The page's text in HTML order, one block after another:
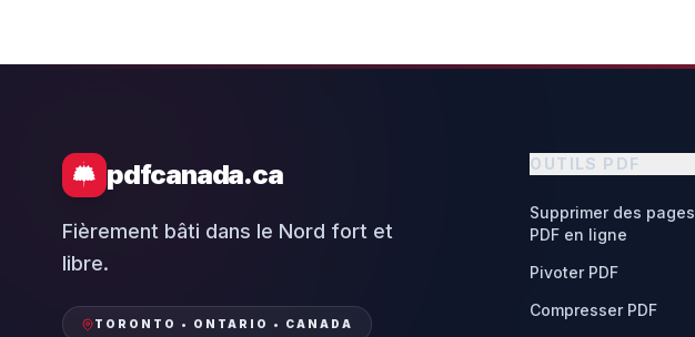
pdfcanada.ca
Fièrement bâti dans le Nord fort et
libre.
TORONTO • ONTARIO • CANADA
OUTILS PDF
Supprimer des pages
PDF en ligne
Pivoter PDF
Compresser PDF